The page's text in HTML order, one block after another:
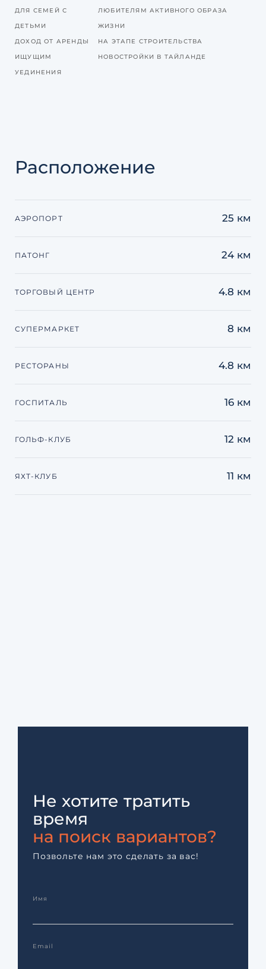
ДЛЯ СЕМЕЙ С
ДЕТЬМИ
ДОХОД ОТ АРЕНДЫ
ИЩУЩИМ
УЕДИНЕНИЯ
ЛЮБИТЕЛЯМ АКТИВНОГО ОБРАЗА
ЖИЗНИ
НА ЭТАПЕ СТРОИТЕЛЬСТВА
НОВОСТРОЙКИ В ТАЙЛАНДЕ
Расположение
АЭРОПОРТ 25 км
ПАТОНГ 24 км
ТОРГОВЫЙ ЦЕНТР 4.8 км
СУПЕРМАРКЕТ 8 км
РЕСТОРАНЫ 4.8 км
ГОСПИТАЛЬ 16 км
ГОЛЬФ-КЛУБ 12 км
ЯХТ-КЛУБ 11 км
Не хотите тратить
время
на поиск вариантов?
Позвольте нам это сделать за вас!